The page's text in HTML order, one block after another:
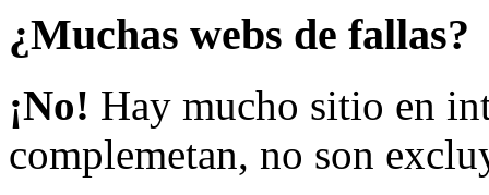
¿Muchas webs de fallas?
¡No! Hay mucho sitio en
complemetan, no son